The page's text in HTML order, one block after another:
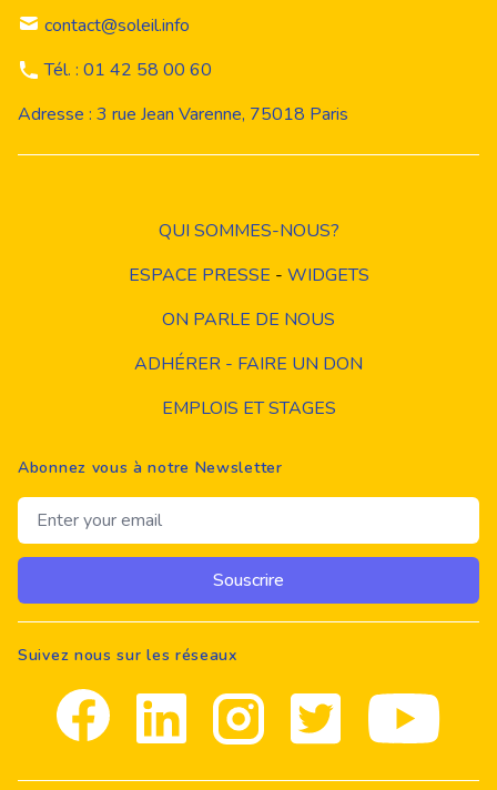
contact@soleil.info
Tél. : 01 42 58 00 60
Adresse : 3 rue Jean Varenne, 75018 Paris
QUI SOMMES-NOUS?
ESPACE PRESSE - WIDGETS
ON PARLE DE NOUS
ADHÉRER - FAIRE UN DON
EMPLOIS ET STAGES
Abonnez vous à notre Newsletter
Email address
Souscrire
Suivez nous sur les réseaux
Facebook Linkedin Instagram Twitter youtube